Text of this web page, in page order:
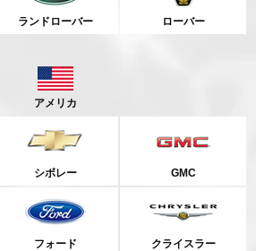
ランドローバー ローバー
アメリカ
シボレー GMC
フォード クライスラー